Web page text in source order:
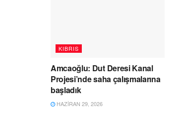
KIBRIS
Amcaoğlu: Dut Deresi Kanal
Projesi’nde saha çalışmalarına
başladık
HAZIRAN 29, 2026